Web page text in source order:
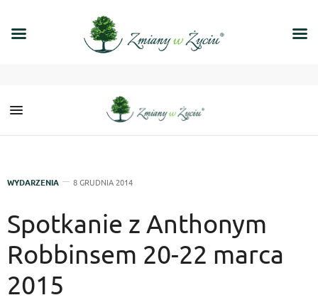
WYDARZENIA 8 GRUDNIA 2014
Spotkanie z Anthonym
Robbinsem 20-22 marca
2015